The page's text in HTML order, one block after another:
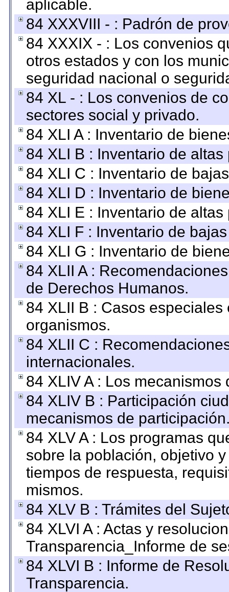
aplicable.
84 XXXVIII - : Padrón de
84 XXXIX - : Los convenios
otros estados y con los
seguridad nacional o
84 XL - : Los convenios de
sectores social y privado.
84 XLI A : Inventario de
84 XLI B : Inventario de
84 XLI C : Inventario de
84 XLI D : Inventario de
84 XLI E : Inventario de
84 XLI F : Inventario de
84 XLI G : Inventario de
84 XLII A :
de Derechos Humanos.
84 XLII B : Casos
organismos.
84 XLII C :
internacionales.
84 XLIV A : Los
84 XLIV B : Participación
mecanismos de
84 XLV A : Los programas
sobre la población, objetivo
tiempos de respuesta,
mismos.
84 XLV B : Trámites del
84 XLVI A : Actas y
Transparencia_Informe de
84 XLVI B : Informe de
Transparencia.